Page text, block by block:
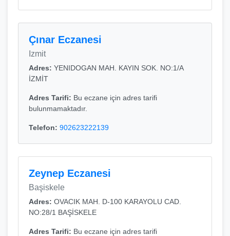
Çınar Eczanesi
Izmit
Adres: YENIDOGAN MAH. KAYIN SOK. NO:1/A
İZMİT
Adres Tarifi: Bu eczane için adres tarifi
bulunmamaktadır.
Telefon: 902623222139
Zeynep Eczanesi
Başiskele
Adres: OVACIK MAH. D-100 KARAYOLU CAD.
NO:28/1 BAŞİSKELE
Adres Tarifi: Bu eczane için adres tarifi